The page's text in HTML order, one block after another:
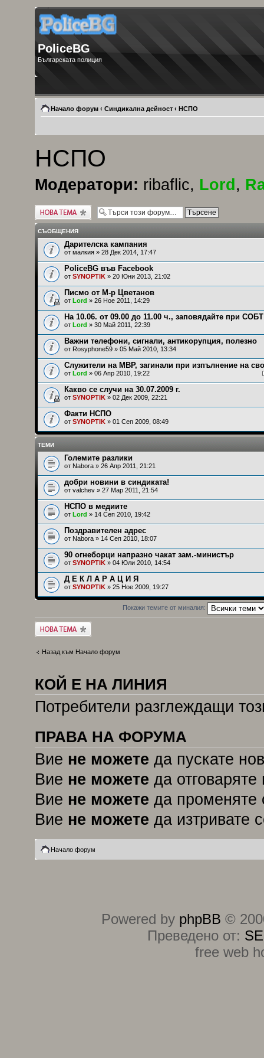
PoliceBG
Българската полиция
Начало форум ‹ Синдикална дейност ‹ НСПО
НСПО
Модератори: ribaflic, Lord ,
Публикувай нова
тема
СЪОБЩЕНИЯ
Дарителска кампания
от малкия » 28 Дек 2014, 17:47
PoliceBG във Facebook
от SYNOPTIK » 20 Юни 2013, 21:02
Писмо от М-р Цветанов
от Lord » 26 Ное 2011, 14:29
На 10.06. от 09.00 до 11.00 ч., заповядайте при
от Lord » 30 Май 2011, 22:39
Важни телефони, сигнали, антикорупция, полезно
от Rosyphone59 » 05 Май 2010, 13:34
Служители на МВР, загинали при изпълнение на
от Lord » 06 Апр 2010, 19:22
Какво се случи на 30.07.2009 г.
от SYNOPTIK » 02 Дек 2009, 22:21
Факти НСПО
от SYNOPTIK » 01 Сеп 2009, 08:49
ТЕМИ
Големите разлики
от Nabora » 26 Апр 2011, 21:21
добри новини в синдиката!
от valchev » 27 Мар 2011, 21:54
НСПО в медиите
от Lord » 14 Сеп 2010, 19:42
Поздравителен адрес
от Nabora » 14 Сеп 2010, 18:07
90 огнеборци напразно чакат зам.-министър
от SYNOPTIK » 04 Юли 2010, 14:54
Д Е К Л А Р А Ц И Я
от SYNOPTIK » 25 Ное 2009, 19:27
Покажи темите от миналия:
Публикувай нова
тема
Назад към Начало форум
КОЙ Е НА ЛИНИЯ
Потребители разглеждащи
ПРАВА НА ФОРУМА
Вие не можете да пускате
Вие не можете да
Вие не можете да променяте
Вие не можете да изтривате
Начало форум
Powered by phpBB ©
Преведено от:
free web